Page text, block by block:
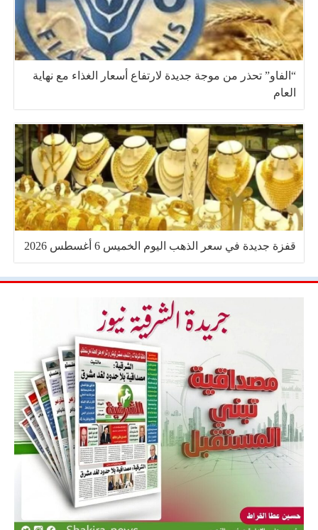
“الفاو” تحذر من موجة جديدة لارتفاع أسعار الغذاء مع نهاية
العام
قفزة جديدة في سعر الذهب اليوم الخميس 6 أغسطس 2026